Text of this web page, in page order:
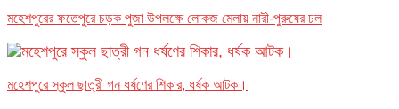
মহেশপুরের ফতেপুরে চড়ক পুজা উপলক্ষে লোকজ মেলায় নারী-পুরুষের ঢল
মহেশপুরে স্কুল ছাত্রী গন ধর্ষণের শিকার, ধর্ষক আটক।